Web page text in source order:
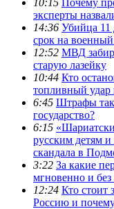
эксперты
14:36 Убийца 11
срок на военный
12:52 МВД
старую лазейку
10:44 Кто
топливный удар
6:45 Штрафы
государство?
6:15
русским детям
скандала в
3:22 За какие
мгновенно и
12:24 Кто стоит
Россию и